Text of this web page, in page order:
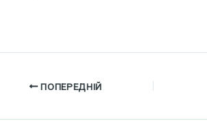
ПОПЕРЕДНІЙ